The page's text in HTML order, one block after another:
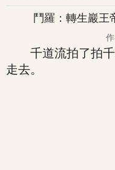
鬥羅：轉生巖王
千道流拍了拍千
走去。